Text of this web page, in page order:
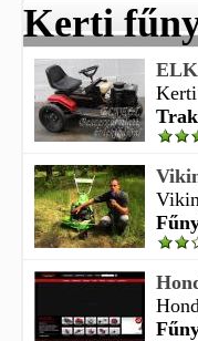
Kerti